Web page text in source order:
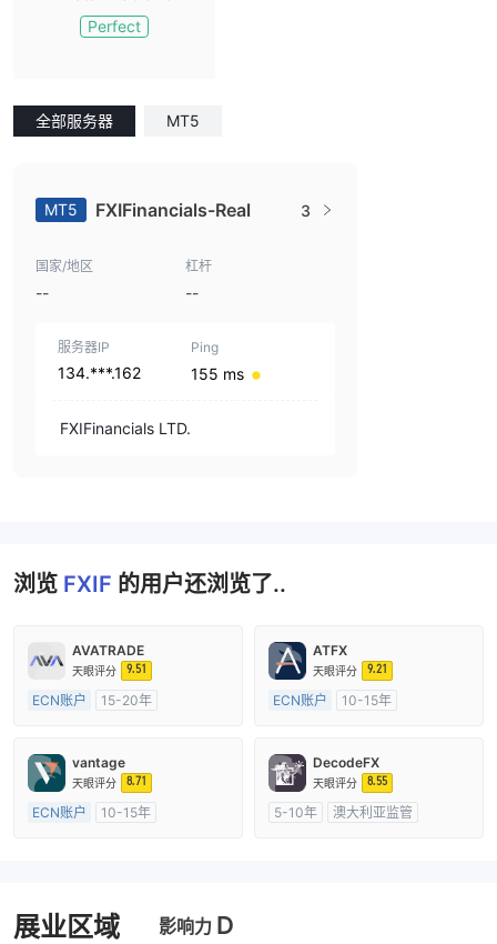
Perfect
全部服务器 MT5
MT5 FXIFinancials-Real 3
国家/地区
--
杠杆
--
服务器IP
134.***.162
Ping
155 ms
FXIFinancials LTD.
浏览 FXIF 的用户还浏览了..
AVATRADE
天眼评分 9.51
ECN账户
15-20年
主标MT4
ATFX
天眼评分 9.21
ECN账户
10-15年
主标MT4
vantage
天眼评分 8.71
ECN账户
10-15年
DecodeFX
天眼评分 8.55
5-10年
澳大利亚监管
展业区域 影响力 D